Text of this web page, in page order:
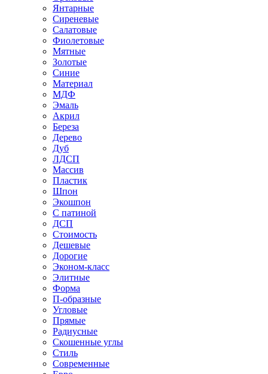
Янтарные
Сиреневые
Салатовые
Фиолетовые
Мятные
Золотые
Синие
Материал
МДФ
Эмаль
Акрил
Береза
Дерево
Дуб
ЛДСП
Массив
Пластик
Шпон
Экошпон
С патиной
ДСП
Стоимость
Дешевые
Дорогие
Эконом-класс
Элитные
Форма
П-образные
Угловые
Прямые
Радиусные
Скошенные углы
Стиль
Современные